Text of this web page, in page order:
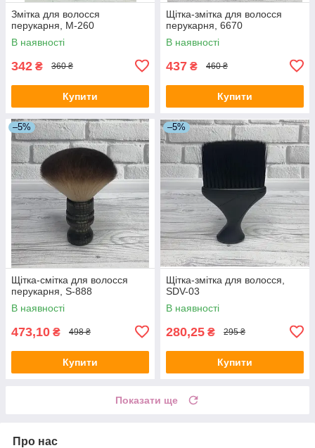
Змітка для волосся
перукарня, M-260
В наявності
342 ₴ 360 ₴
Купити
Щітка-змітка для волосся
перукарня, 6670
В наявності
437 ₴ 460 ₴
Купити
–5%
Щітка-смітка для волосся
перукарня, S-888
В наявності
473,10 ₴ 498 ₴
Купити
–5%
Щітка-змітка для волосся,
SDV-03
В наявності
280,25 ₴ 295 ₴
Купити
Показати ще
Про нас